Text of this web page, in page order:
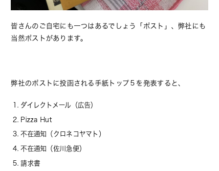
皆さんのご自宅にも一つはあるでしょう「ポスト」、弊社にも
当然ポストがあります。
弊社のポストに投函される手紙トップ５を発表すると、
ダイレクトメール（広告）
Pizza Hut
不在通知（クロネコヤマト）
不在通知（佐川急便）
請求書